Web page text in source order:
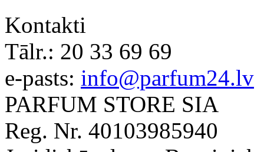
Kontakti
Tālr.: 20 33 69 69
e-pasts: info@parfum24.lv
PARFUM STORE SIA
Reg. Nr. 40103985940